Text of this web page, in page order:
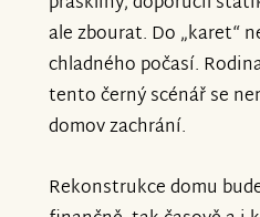
ale zbourat. Do „karet“
chladného počasí.
tento černý scénář se
domov zachrání.
Rekonstrukce domu